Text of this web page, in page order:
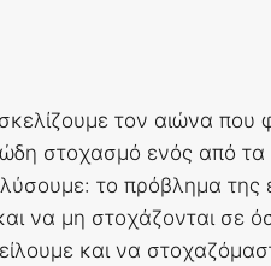
τον αιώνα
στοχασμό ενός από
το πρόβλημα της
να μη στοχάζονται σε
και να